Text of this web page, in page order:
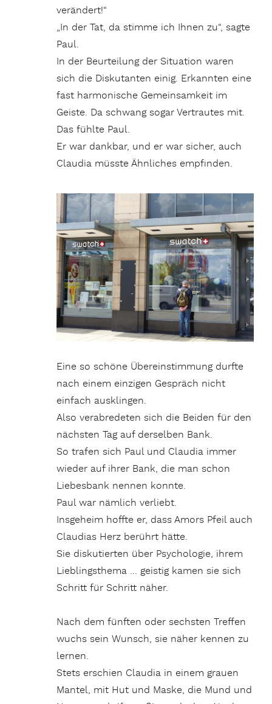
verändert!“
„In der Tat, da stimme ich Ihnen zu“, sagte
Paul.
In der Beurteilung der Situation waren
sich die Diskutanten einig. Erkannten eine
fast harmonische Gemeinsamkeit im
Geiste. Da schwang sogar Vertrautes mit.
Das fühlte Paul.
Er war dankbar, und er war sicher, auch
Claudia müsste Ähnliches empfinden.
Eine so schöne Übereinstimmung durfte
nach einem einzigen Gespräch nicht
einfach ausklingen.
Also verabredeten sich die Beiden für den
nächsten Tag auf derselben Bank.
So trafen sich Paul und Claudia immer
wieder auf ihrer Bank, die man schon
Liebesbank nennen konnte.
Paul war nämlich verliebt.
Insgeheim hoffte er, dass Amors Pfeil auch
Claudias Herz berührt hätte.
Sie diskutierten über Psychologie, ihrem
Lieblingsthema … geistig kamen sie sich
Schritt für Schritt näher.
Nach dem fünften oder sechsten Treffen
wuchs sein Wunsch, sie näher kennen zu
lernen.
Stets erschien Claudia in einem grauen
Mantel, mit Hut und Maske, die Mund und